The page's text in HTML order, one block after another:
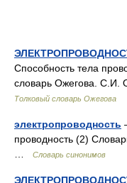
Способность тела
словарь Ожегова.
Толковый словарь Ожегова
электропроводность
проводность (2)
Словарь синонимов